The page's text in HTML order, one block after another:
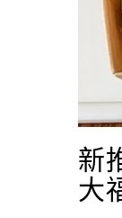
新
大